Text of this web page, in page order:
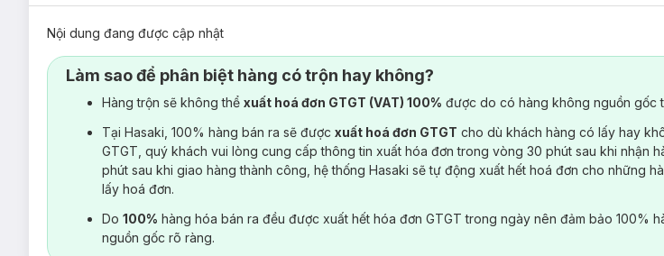
Nội dung đang được cập nhật
Làm sao để phân biệt hàng có trộn hay không?
Hàng trộn sẽ không thể xuất hoá đơn GTGT (VAT) 100% được do có hàng không nguồn gốc
Tại Hasaki, 100% hàng bán ra sẽ được xuất hoá đơn GTGT cho dù khách hàng có lấy hay
GTGT, quý khách vui lòng cung cấp thông tin xuất hóa đơn trong vòng 30 phút sau khi nhận
phút sau khi giao hàng thành công, hệ thống Hasaki sẽ tự động xuất hết hoá đơn cho những
lấy hoá đơn.
Do 100% hàng hóa bán ra đều được xuất hết hóa đơn GTGT trong ngày nên đảm bảo 100%
nguồn gốc rõ ràng.